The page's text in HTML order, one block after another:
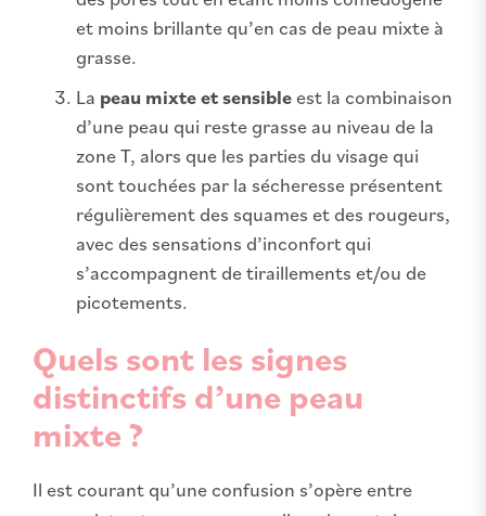
et moins brillante qu’en cas de peau mixte à
grasse.
La peau mixte et sensibleest la combinaison
d’une peau qui reste grasse au niveau de la
zone T, alors que les parties du visage qui
sont touchées par la sécheresse présentent
régulièrement des squames et des rougeurs,
avec des sensations d’inconfort qui
s’accompagnent de tiraillements et/ou de
picotements.
Quels sont les signes
distinctifs d’une peau
mixte ?
Il est courant qu’une confusion s’opère entre